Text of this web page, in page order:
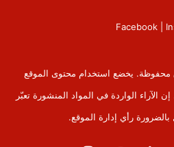
Facebook |
محفوظة. يخضع استخدام محتوى الموقع
الآراء الواردة في المواد المنشورة تعبّر
بالضرورة رأي إدارة الموقع.